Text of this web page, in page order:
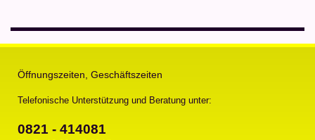
Öffnungszeiten, Geschäftszeiten
Telefonische Unterstützung und Beratung unter:
0821 - 414081